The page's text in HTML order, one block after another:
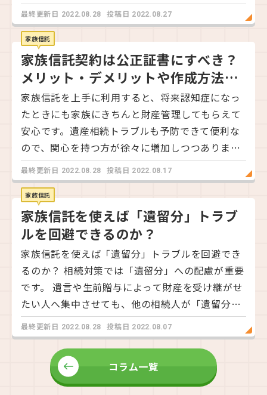
る財産管理のスキームのうち「財産管理委任契
約」と「家族信託」とその違いをご紹介します。
親が高齢になってきて心配している方、ご自身が
高齢になって財産管理に不安をおぼえている方
は、是非参考にしてみてください。 財産管理委任
契約とは 財産管理委任契約とは、預貯金や不動産
などの財産管理を他者へ任せる契約です。 たとえ
ば体調が悪くなって自分で外へ行くのが難しくな
った方が、子どもに財産管理を委任して預貯金や
自宅不動産などの管理を任せるケースが典型例と
なります。 委任事項の具体的な内容は契約によっ
て自由に取り決めてかまいません。 ただし受任者
が金融機関で払い戻しなどを受ける場合には、代
理権を証明する必要がありますし、不動産を売却
する場合にも委任者の同意が必要です。 また受任
者には委任者が単独で行った行為についての「取
消権」は認められません。 委任者ご本人が悪徳業
者にだまされて不利な契約をしても、受任者が契
約を取り消して保護することは不可能です。 財産
管理委任契約の注意点 財産管理委任契約を利用す
る際、受任者の独断による行動や不正に注意して
ください。 裁判所などの第三者による監督が及ば
ないので、不正が行われても誰も気づかず放置さ
最終更新日 2022.08.28 投稿日 2022.08.27
家族信託
家族信託契約は公正証書にすべき？
メリット・デメリットや作成方法を
専門家が解説
家族信託を上手に利用すると、将来認知症になっ
たときにも家族にきちんと財産管理してもらえて
安心です。遺産相続トラブルも予防できて便利な
ので、関心を持つ方が徐々に増加しつつありま
す。 家族信託は「信託契約」という一種の契約な
ので、設定するときに「公正証書」を作成できま
す。果たして家族信託の契約書は公正証書にすべ
きなのでしょうか？ 今回は家族信託の契約書を公
正証書にするメリットやデメリット、公正証書を
作成する方法を解説します。 これから家族信託を
利用してみたい方はぜひ参考にしてみてくださ
い。 家族信託で公正証書は必須ではない 家族信
託を利用するとき、公正証書化は必須ではありま
せん。 自分たちで信託契約を作成し、保管してい
ても契約自体は有効です。 以下ではそもそも公正
証書とはどういった書類なのか、みてみましょ
う。 公正証書とは 公正証書とは、公証人が作成
する公文書の1つです。公証人は公務員の1種で、
最終更新日 2022.08.28 投稿日 2022.08.17
家族信託
家族信託を使えば「遺留分」トラブ
ルを回避できるのか？
家族信託を使えば「遺留分」トラブルを回避でき
るのか？ 相続対策では「遺留分」への配慮が重要
です。 遺言や生前贈与によって財産を受け継がせ
たい人へ集中させても、他の相続人が「遺留分」
を主張すると目的を達成しにくくなってしまうか
らです。 家族信託を利用したら遺留分トラブルを
回避できるのでしょうか？ 実は近年、家族信託と
遺留分についての重要な裁判例も出ています。 今
回は家族信託と遺留分の関係についての法的な考
最終更新日 2022.08.28 投稿日 2022.08.07
コラム一覧